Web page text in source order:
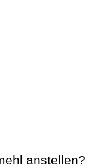
anstellen?